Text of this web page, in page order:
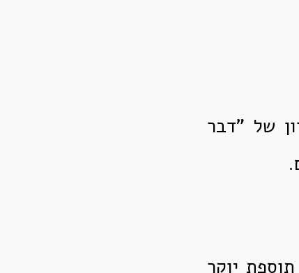
של "דבר
יוקר